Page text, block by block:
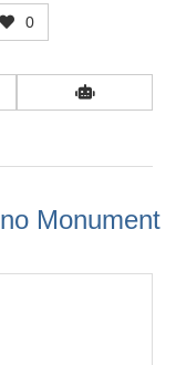
0
Monument